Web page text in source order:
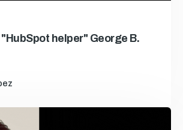
helper" George B.